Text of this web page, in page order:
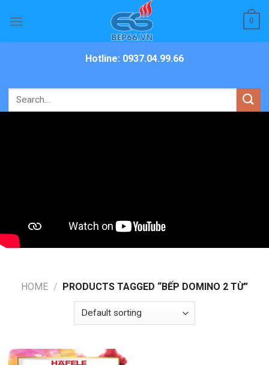
0
Hotline: 0937.04.99.66
Search
for:
HOME / PRODUCTS TAGGED “BẾP DOMINO 2 TỪ”